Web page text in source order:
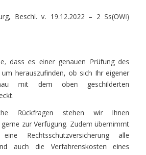
Beschl. v. 19.12.2022 – 2 Ss(OWi)
dass es einer genauen Prüfung des
um herauszufinden, ob sich Ihr eigener
mit dem oben geschilderten
Rückfragen stehen wir Ihnen
zur Verfügung. Zudem übernimmt
Rechtsschutzversicherung alle
auch die Verfahrenskosten eines